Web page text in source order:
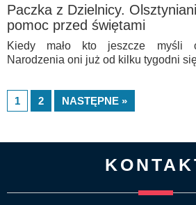
Paczka z Dzielnicy.
pomoc przed świętami
Kiedy mało kto jeszcze myśli
Narodzenia oni już od kilku tygodni
1 2 NASTĘPNE »